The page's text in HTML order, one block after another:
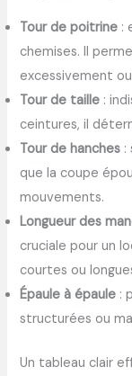
Tour de poitrine :
chemises. Il
excessivement
Tour de taille :
ceintures, il
Tour de hanches :
que la coupe
mouvements.
Longueur des
cruciale pour un
courtes ou
Épaule à épaule :
structurées ou
Un tableau clair